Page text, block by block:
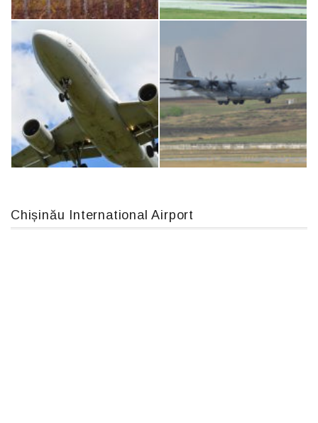
Boeing 737 MAX 8, TC-LCC An124, RA-82013
IL76, RA-78844 An12, UR-CGV
Chișinău International Airport